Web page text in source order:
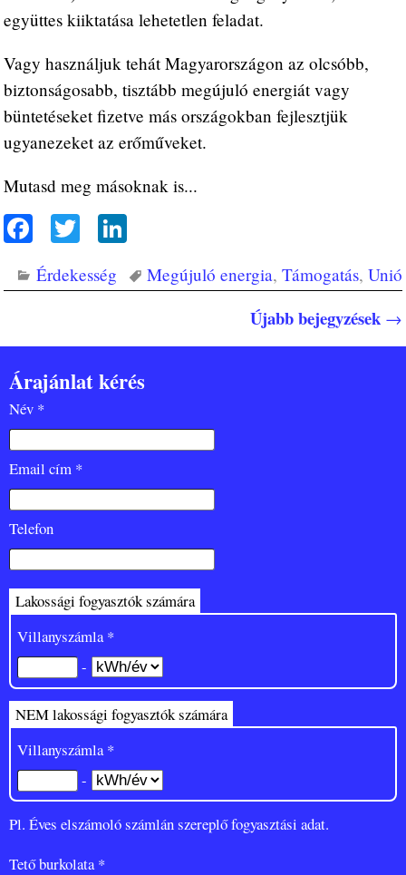
együttes kiiktatása lehetetlen feladat.
Vagy használjuk tehát Magyarországon az olcsóbb,
biztonságosabb, tisztább megújuló energiát vagy
büntetéseket fizetve más országokban fejlesztjük
ugyanezeket az erőműveket.
Mutasd meg másoknak is...
Fa
ce
bo
T
tte ed
Érdekesség Megújuló energia, Támogatás, Unió
Újabb bejegyzések →
Árajánlat kérés
Név *
Email cím *
Telefon
Lakossági fogyasztók számára
Villanyszámla *
-
NEM lakossági fogyasztók számára
Villanyszámla *
-
Pl. Éves elszámoló számlán szereplő fogyasztási adat.
Tető burkolata *